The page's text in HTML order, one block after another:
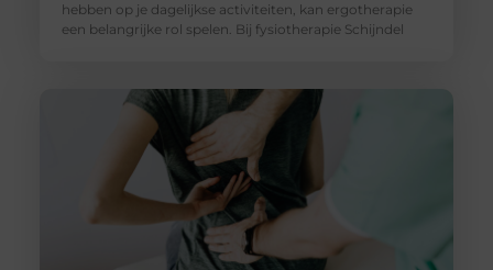
hebben op je dagelijkse activiteiten, kan ergotherapie
een belangrijke rol spelen. Bij fysiotherapie Schijndel